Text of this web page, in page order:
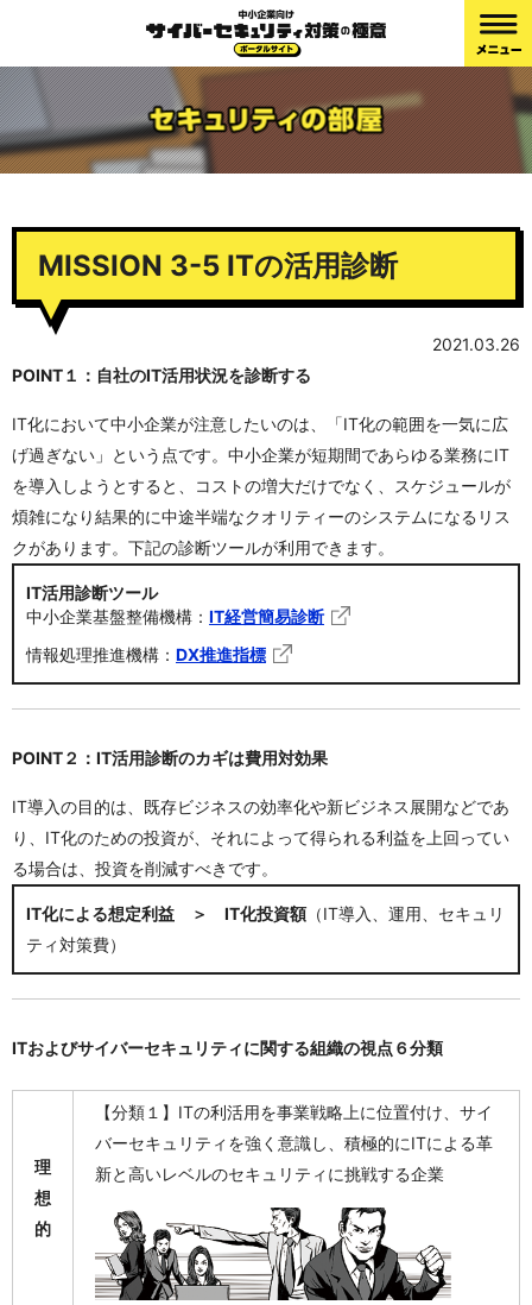
MISSION 3-5 ITの活用診断
2021.03.26
POINT１：自社のIT活用状況を診断する
IT化において中小企業が注意したいのは、「IT化の範囲を一気に広
げ過ぎない」という点です。中小企業が短期間であらゆる業務にIT
を導入しようとすると、コストの増大だけでなく、スケジュールが
煩雑になり結果的に中途半端なクオリティーのシステムになるリス
クがあります。下記の診断ツールが利用できます。
IT活用診断ツール
中小企業基盤整備機構： IT経営簡易診断
情報処理推進機構： DX推進指標
POINT２：IT活用診断のカギは費用対効果
IT導入の目的は、既存ビジネスの効率化や新ビジネス展開などであ
り、IT化のための投資が、それによって得られる利益を上回ってい
る場合は、投資を削減すべきです。
IT化による想定利益 ＞ IT化投資額（IT導入、運用、セキュリ
ティ対策費）
ITおよびサイバーセキュリティに関する組織の視点６分類
理
想
的
【分類１】ITの利活用を事業戦略上に位置付け、サイ
バーセキュリティを強く意識し、積極的にITによる革
新と高いレベルのセキュリティに挑戦する企業